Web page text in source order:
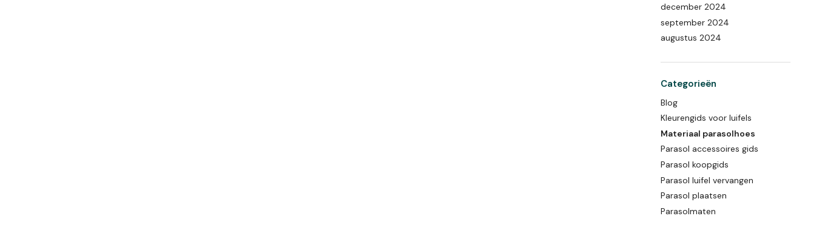
december 2024
september 2024
augustus 2024
Categorieën
Blog
Kleurengids voor luifels
Materiaal parasolhoes
Parasol accessoires gids
Parasol koopgids
Parasol luifel vervangen
Parasol plaatsen
Parasolmaten